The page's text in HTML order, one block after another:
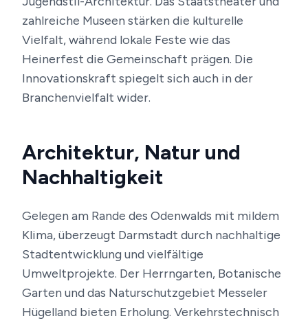
zahlreiche Museen stärken die kulturelle
Vielfalt, während lokale Feste wie das
Heinerfest die Gemeinschaft prägen. Die
Innovationskraft spiegelt sich auch in der
Branchenvielfalt wider.
Architektur, Natur und
Nachhaltigkeit
Gelegen am Rande des Odenwalds mit mildem
Klima, überzeugt Darmstadt durch nachhaltige
Stadtentwicklung und vielfältige
Umweltprojekte. Der Herrngarten, Botanische
Garten und das Naturschutzgebiet Messeler
Hügelland bieten Erholung. Verkehrstechnisch